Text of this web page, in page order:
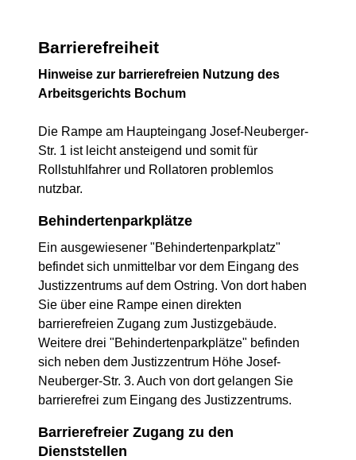
Barrierefreiheit
Hinweise zur barrierefreien Nutzung des
Arbeitsgerichts Bochum
Die Rampe am Haupteingang Josef-Neuberger-
Str. 1 ist leicht ansteigend und somit für
Rollstuhlfahrer und Rollatoren problemlos
nutzbar.
Behindertenparkplätze
Ein ausgewiesener "Behindertenparkplatz"
befindet sich unmittelbar vor dem Eingang des
Justizzentrums auf dem Ostring. Von dort haben
Sie über eine Rampe einen direkten
barrierefreien Zugang zum Justizgebäude.
Weitere drei "Behindertenparkplätze" befinden
sich neben dem Justizzentrum Höhe Josef-
Neuberger-Str. 3. Auch von dort gelangen Sie
barrierefrei zum Eingang des Justizzentrums.
Barrierefreier Zugang zu den
Dienststellen